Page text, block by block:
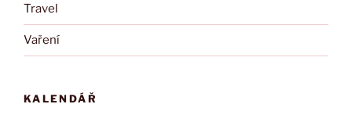
Travel
Vaření
KALENDÁŘ